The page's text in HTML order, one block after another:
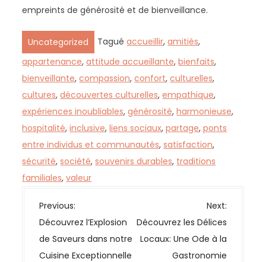
empreints de générosité et de bienveillance.
Uncategorized Taguéaccueillir,amitiés,
appartenance,attitude accueillante,bienfaits,
bienveillante,compassion,confort,culturelles,
cultures,découvertes culturelles,empathique,
expériences inoubliables,générosité,harmonieuse,
hospitalité,inclusive,liens sociaux,partage,ponts
entre individus et communautés,satisfaction,
sécurité,société,souvenirs durables, traditions
familiales,valeur
N
a
v
i
Previous:
Découvrez l’Explosion
de Saveurs dans notre
Cuisine Exceptionnelle
Next:
Découvrez les Délices
Locaux: Une Ode à la
Gastronomie